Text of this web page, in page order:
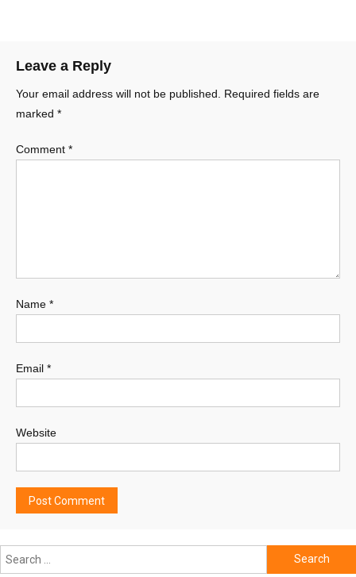
Leave a Reply
Your email address will not be published.
Required fields are
marked *
Comment *
Name *
Email *
Website
Search
for: